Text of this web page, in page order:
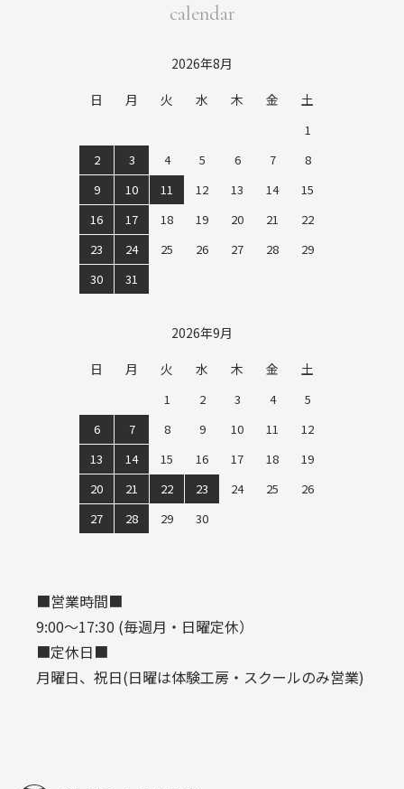
ギフトモール姉妹サイト 「ベストプレゼント」
す！是非チェックしてみてください♪
日本最大級のプレゼント専門サイト ギフトモー
ルにて、「きらめく 名入れクリスタルグラス」の開発裏話な
どが掲載されました！
朝日放送テレビ 【本日はダイアンなり】で11月1
日にセリジエが放送されます！
8月11日(金)〜15日(火)はお盆休みとなります。
その期間中のご注文に関しては16日(水)よりご対応させて頂き
ゴールデンウィークの休業日：4/29(土)～
て頂きます
2023/03/01 送別ギフト特集はじまりました！
calendar
2026年8月
日
月 火 水 木 金 土
1
2
3 4 5 6 7
8
9
10 11 12 13 14
15
16
17 18 19 20 21
22
23
24 25 26 27 28
29
30
31
2026年9月
日
月 火 水 木 金 土
1 2 3 4
5
6
7 8 9 10 11
12
13
14 15 16 17 18
19
20
21 22 23 24 25
26
27
28 29 30
■営業時間■
9:00～17:30 (毎週月・日曜定休）
■定休日■
月曜日、祝日(日曜は体験工房・スクールのみ営業)